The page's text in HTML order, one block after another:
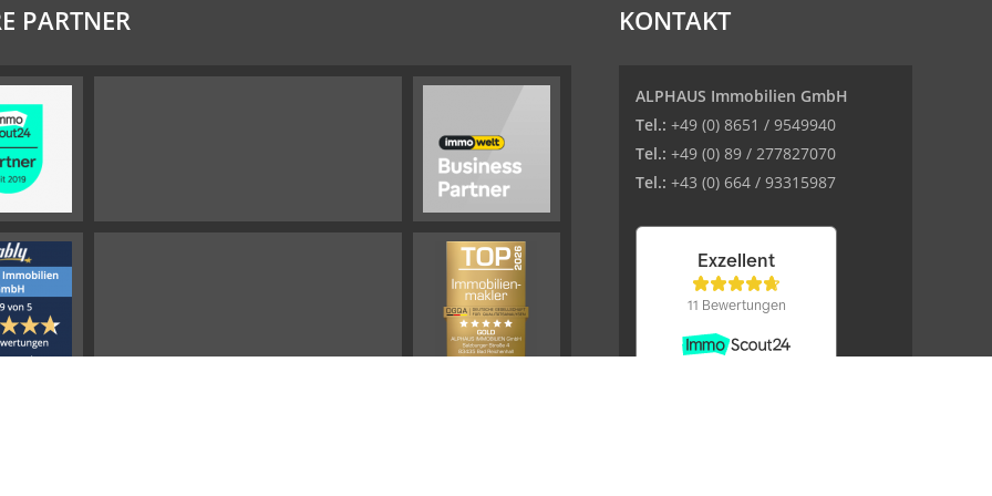
PARTNER KONTAKT
ALPHAUS Immobilien GmbH
Tel.: +49 (0) 8651 / 9549940
Tel.: +49 (0) 89 / 277827070
Tel.: +43 (0) 664 / 93315987